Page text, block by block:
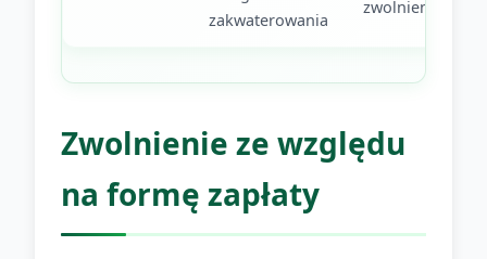
zakwaterowania
zwolnienie
Zwolnienie ze względu
na formę zapłaty